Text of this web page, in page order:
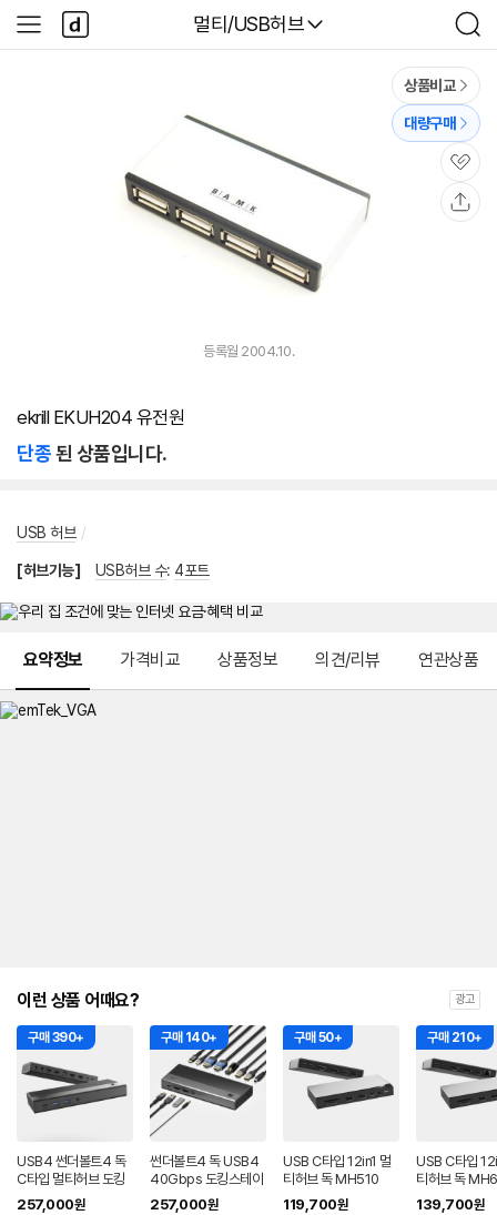
다나와
멀티/USB허브
검
색
사
이
다
나
와
상품비교
대량구매
관
심
등록월 2004.10.
ekrill EKUH204 유전원
단종된 상품입니다.
USB 허브 /
[허브기능] USB허브 수: 4포트
요약정보 가격비교 상품정보 의견/리뷰 연관상품
이런 상품 어때요? 광고
구매 390+
USB4 썬더볼트4 독
C타입 멀티허브 도킹
스테이션 U4D110
257,000원
구매 140+
썬더볼트4 독 USB4
40Gbps 도킹스테이
션 8K U4D110
257,000원
구매 50+
USB C타입 12in1 멀
티허브 독 MH510
119,700원
구매 210+
USB C타입
티허브 독
139,700원